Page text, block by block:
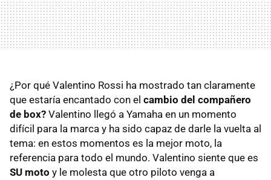
¿Por qué Valentino Rossi ha mostrado tan claramente
que estaría encantado con el cambio del compañero
de box? Valentino llegó a Yamaha en un momento
difícil para la marca y ha sido capaz de darle la vuelta al
tema: en estos momentos es la mejor moto, la
referencia para todo el mundo. Valentino siente que es
SU moto y le molesta que otro piloto venga a